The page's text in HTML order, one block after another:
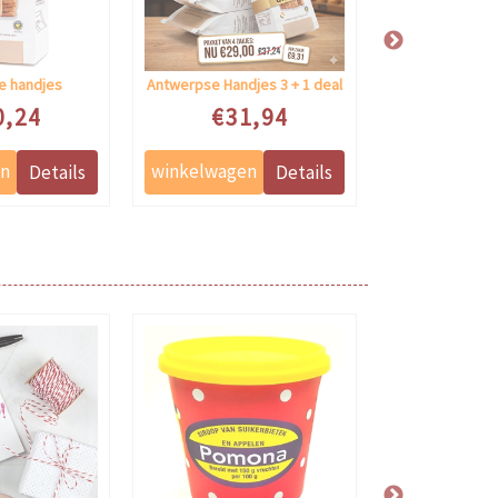
handjes
prijs
Antwerpse Handjes 3 + 1 deal
Speciale prijs
€31,94